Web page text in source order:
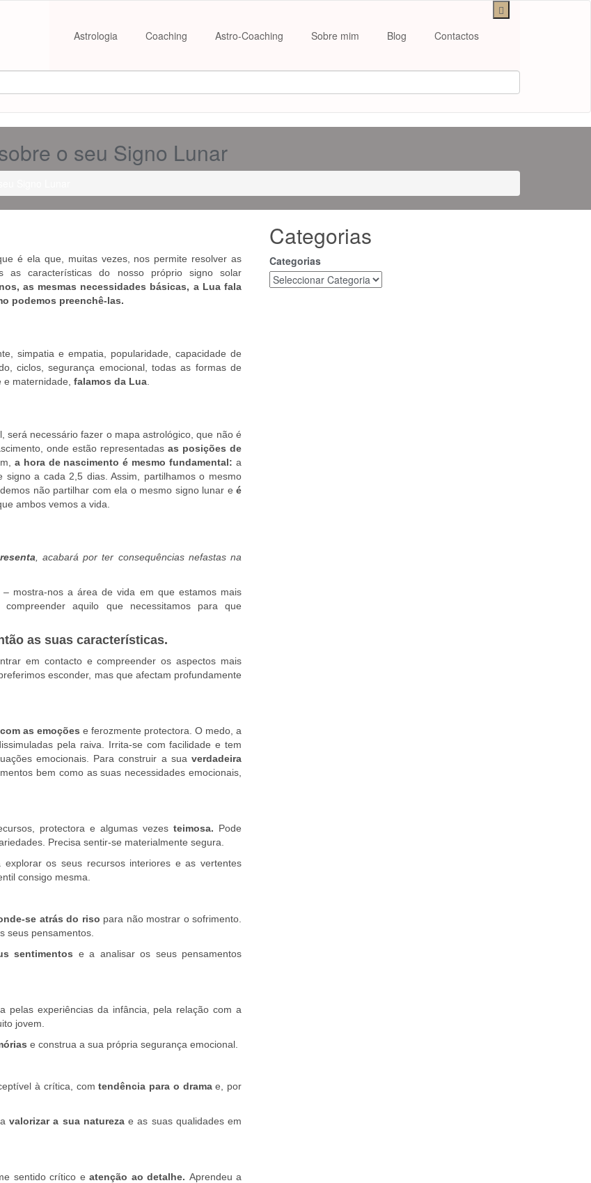
Astrologia Coaching Astro-Coaching Sobre mim Blog Contactos
o seu Signo Lunar
é ela que, muitas vezes, nos permite resolver as
as características do nosso próprio signo solar
as mesmas necessidades básicas, a Lua fala
podemos preenchê-las.
simpatia e empatia, popularidade, capacidade de
ciclos, segurança emocional, todas as formas de
maternidade, falamos da Lua
será necessário fazer o mapa astrológico, que não é
onde estão representadasas posições de
a hora de nascimento é mesmo fundamental: a
a cada 2,5 dias. Assim, partilhamos o mesmo
não partilhar com ela o mesmo signo lunar e é
ambos vemos a vida.
, acabará por ter consequências nefastas na
mostra-nos a área de vida em que estamos mais
aquilo que necessitamos para que
as suas características.
em contacto e compreender os aspectos mais
esconder, mas que afectam profundamente
as emoções e ferozmente protectora. O medo, a
pela raiva. Irrita-se com facilidade e tem
emocionais. Para construir a sua verdadeira
bem como as suas necessidades emocionais,
protectora e algumas vezesteimosa. Pode
Precisa sentir-se materialmente segura.
explorar os seus recursos interiores e as vertentes
consigo mesma.
se atrás do riso para não mostrar o sofrimento.
seus pensamentos.
sentimentos e a analisar os seus pensamentos
pelas experiências da infância, pela relação com a
jovem.
e construa a sua própria segurança emocional.
à crítica, comtendência para o dramae, por
avalorizar a sua naturezae as suas qualidades em
sentido crítico eatenção ao detalhe. Aprendeu a
Categorias
Categorias